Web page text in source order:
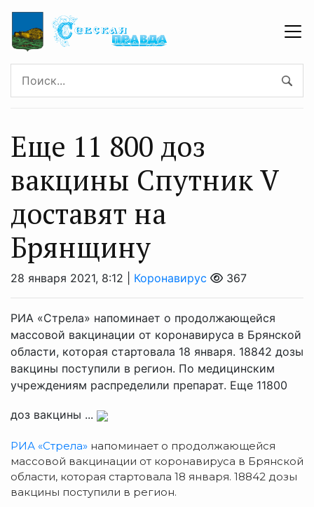
Еще 11 800 доз
вакцины Спутник V
доставят на
Брянщину
28 января 2021, 8:12 | Коронавирус 367
РИА «Стрела» напоминает о продолжающейся
массовой вакцинации от коронавируса в Брянской
области, которая стартовала 18 января. 18842 дозы
вакцины поступили в регион. По медицинским
учреждениям распределили препарат. Еще 11800
доз вакцины ...
РИА «Стрела» напоминает о продолжающейся
массовой вакцинации от коронавируса в Брянской
области, которая стартовала 18 января. 18842 дозы
вакцины поступили в регион.